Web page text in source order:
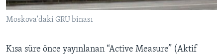
Moskova'daki GRU binası
Kısa süre önce yayınlanan “Active Measure” (Aktif